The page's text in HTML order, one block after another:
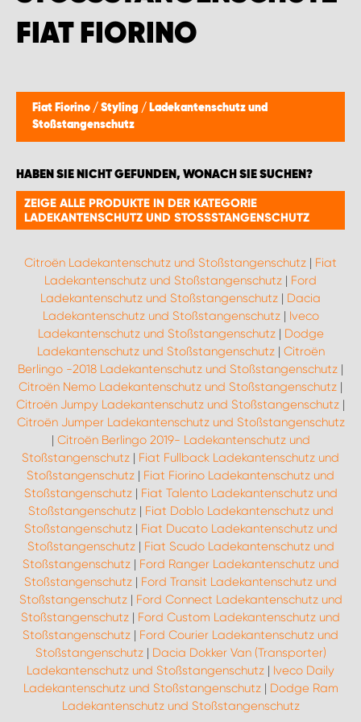
IAT FIORINO
Fiat Fiorino / Styling / Ladekantenschutz und
Stoßstangenschutz
HABEN SIE NICHT GEFUNDEN, WONACH SIE SUCHEN?
ZEIGE ALLE PRODUKTE IN DER KATEGORIE
LADEKANTENSCHUTZ UND STOSSSTANGENSCHUTZ
Citroën Ladekantenschutz und Stoßstangenschutz | Fiat
Ladekantenschutz und Stoßstangenschutz | Ford
Ladekantenschutz und Stoßstangenschutz | Dacia
Ladekantenschutz und Stoßstangenschutz| Iveco
Ladekantenschutz und Stoßstangenschutz| Dodge
Ladekantenschutz und Stoßstangenschutz| Citroën
Berlingo -2018 Ladekantenschutz und Stoßstangenschutz |
Citroën Nemo Ladekantenschutz und Stoßstangenschutz |
Citroën Jumpy Ladekantenschutz und Stoßstangenschutz |
Citroën Jumper Ladekantenschutz und Stoßstangenschutz
| Citroën Berlingo 2019- Ladekantenschutz und
Stoßstangenschutz | Fiat Fullback Ladekantenschutz und
Stoßstangenschutz | Fiat Fiorino Ladekantenschutz und
Stoßstangenschutz| Fiat Talento Ladekantenschutz und
Stoßstangenschutz| Fiat Doblo Ladekantenschutz und
Stoßstangenschutz| Fiat Ducato Ladekantenschutz und
Stoßstangenschutz| Fiat Scudo Ladekantenschutz und
Stoßstangenschutz| Ford Ranger Ladekantenschutz und
Stoßstangenschutz | Ford Transit Ladekantenschutz und
Stoßstangenschutz| Ford Connect Ladekantenschutz und
Stoßstangenschutz | Ford Custom Ladekantenschutz und
Stoßstangenschutz | Ford Courier Ladekantenschutz und
Stoßstangenschutz| Dacia Dokker Van (Transporter)
Ladekantenschutz und Stoßstangenschutz | Iveco Daily
Ladekantenschutz und Stoßstangenschutz| Dodge Ram
Ladekantenschutz und Stoßstangenschutz
WORK SYSTEM BRÜSSEL
WORK SYSTEM NAMEN
WORK SYSTEM WORK SYSTEM BRÜGGE